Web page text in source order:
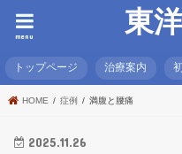
東
menu
トップページ 治療案内
HOME 症例 満腹と腰痛
2025.11.26